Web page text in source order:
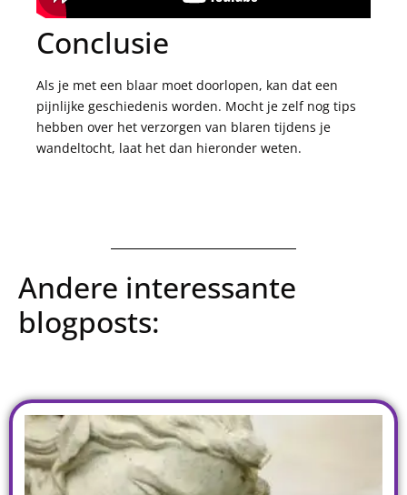
Conclusie
Als je met een blaar moet doorlopen, kan dat een
pijnlijke geschiedenis worden. Mocht je zelf nog tips
hebben over het verzorgen van blaren tijdens je
wandeltocht, laat het dan hieronder weten.
Andere interessante
blogposts: